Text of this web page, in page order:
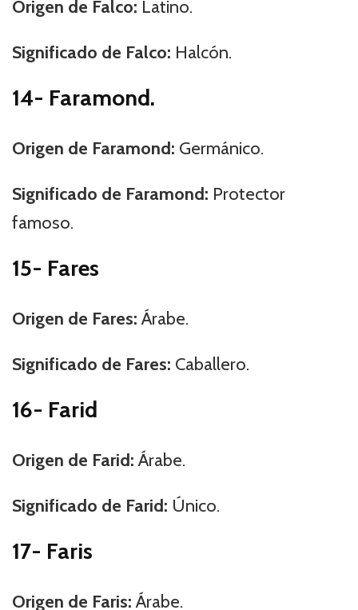
Origen de Falco: Latino.
Significado de Falco: Halcón.
14- Faramond.
Origen de Faramond: Germánico.
Significado de Faramond: Protector
famoso.
15- Fares
Origen de Fares:Árabe.
Significado de Fares: Caballero.
16- Farid
Origen de Farid:Árabe.
Significado de Farid: Único.
17- Faris
Origen de Faris:Árabe.